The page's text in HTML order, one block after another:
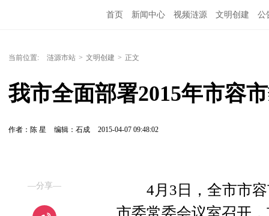
首页 新闻中心 视频涟源 文明创建 公
当前位置: 涟源市站 > 文明创建 > 正文
我市全面部署2015年市容
作者：陈 星 编辑：石成 2015-04-07 09:48:02
—分享—
4月3日，全市市容
市委常委会议室召开